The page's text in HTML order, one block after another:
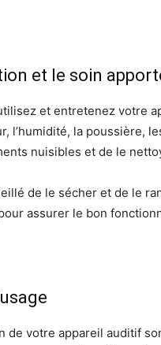
et le soin
et entretenez
l’humidité, la poussière,
nuisibles et de le
de le sécher et de le
assurer le bon
de votre appareil auditif